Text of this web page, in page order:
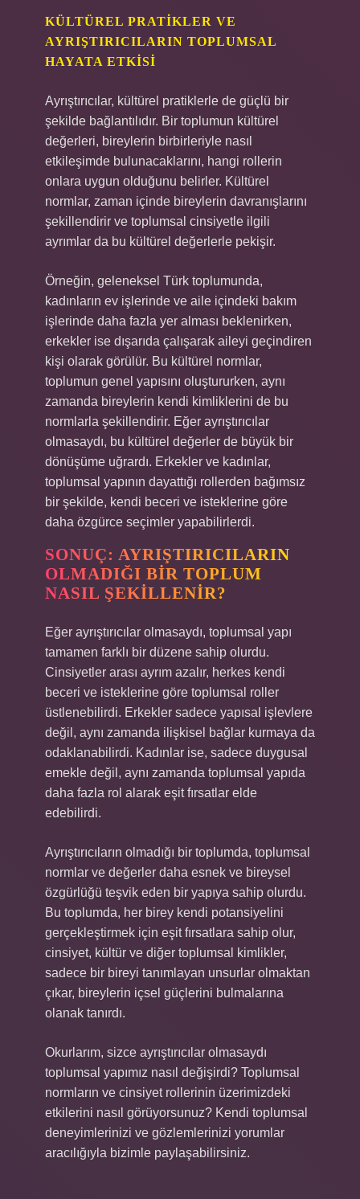
KÜLTÜREL PRATIKLER VE
AYRIŞTIRICILARIN TOPLUMSAL
HAYATA ETKISI
Ayrıştırıcılar, kültürel pratiklerle de güçlü bir
şekilde bağlantılıdır. Bir toplumun kültürel
değerleri, bireylerin birbirleriyle nasıl
etkileşimde bulunacaklarını, hangi rollerin
onlara uygun olduğunu belirler. Kültürel
normlar, zaman içinde bireylerin davranışlarını
şekillendirir ve toplumsal cinsiyetle ilgili
ayrımlar da bu kültürel değerlerle pekişir.
Örneğin, geleneksel Türk toplumunda,
kadınların ev işlerinde ve aile içindeki bakım
işlerinde daha fazla yer alması beklenirken,
erkekler ise dışarıda çalışarak aileyi geçindiren
kişi olarak görülür. Bu kültürel normlar,
toplumun genel yapısını oluştururken, aynı
zamanda bireylerin kendi kimliklerini de bu
normlarla şekillendirir. Eğer ayrıştırıcılar
olmasaydı, bu kültürel değerler de büyük bir
dönüşüme uğrardı. Erkekler ve kadınlar,
toplumsal yapının dayattığı rollerden bağımsız
bir şekilde, kendi beceri ve isteklerine göre
daha özgürce seçimler yapabilirlerdi.
SONUÇ: AYRIŞTIRICILARIN
OLMADIĞI BIR TOPLUM
NASIL ŞEKILLENIR?
Eğer ayrıştırıcılar olmasaydı, toplumsal yapı
tamamen farklı bir düzene sahip olurdu.
Cinsiyetler arası ayrım azalır, herkes kendi
beceri ve isteklerine göre toplumsal roller
üstlenebilirdi. Erkekler sadece yapısal işlevlere
değil, aynı zamanda ilişkisel bağlar kurmaya da
odaklanabilirdi. Kadınlar ise, sadece duygusal
emekle değil, aynı zamanda toplumsal yapıda
daha fazla rol alarak eşit fırsatlar elde
edebilirdi.
Ayrıştırıcıların olmadığı bir toplumda, toplumsal
normlar ve değerler daha esnek ve bireysel
özgürlüğü teşvik eden bir yapıya sahip olurdu.
Bu toplumda, her birey kendi potansiyelini
gerçekleştirmek için eşit fırsatlara sahip olur,
cinsiyet, kültür ve diğer toplumsal kimlikler,
sadece bir bireyi tanımlayan unsurlar olmaktan
çıkar, bireylerin içsel güçlerini bulmalarına
olanak tanırdı.
Okurlarım, sizce ayrıştırıcılar olmasaydı
toplumsal yapımız nasıl değişirdi? Toplumsal
normların ve cinsiyet rollerinin üzerimizdeki
etkilerini nasıl görüyorsunuz? Kendi toplumsal
deneyimlerinizi ve gözlemlerinizi yorumlar
aracılığıyla bizimle paylaşabilirsiniz.